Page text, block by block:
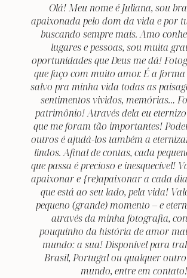
Olá! Meu nome é Juliana, sou
apaixonada pelo dom da vida e por
buscando sempre mais. Amo
lugares e pessoas, sou muita
oportunidades que Deus me dá!
que faço com muito amor. É a forma
salvo pra minha vida todas as
sentimentos vividos, memórias…
patrimônio! Através dela eu
que me foram tão importantes!
outros é ajudá-los também a
lindos. Afinal de contas, cada
que passa é precioso e inesquecível!
apaixonar e {re)apaixonar a cada
que está ao seu lado, pela vida!
pequeno (grande) momento – e
através da minha fotografia,
pouquinho da história de amor
mundo: a sua! Disponível para
Brasil, Portugal ou qualquer
mundo, entre em contato!